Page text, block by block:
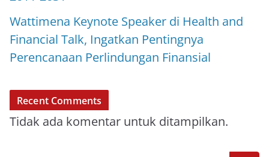
Wattimena Keynote Speaker di Health and
Financial Talk, Ingatkan Pentingnya
Perencanaan Perlindungan Finansial
Recent Comments
Tidak ada komentar untuk ditampilkan.